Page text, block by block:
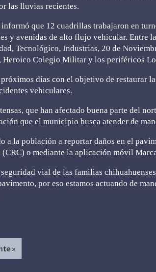
las lluvias recientes.
que 12 cuadrillas trabajaron en
y avenidas de alto flujo vehicular. Entre
Tecnológico, Industrias, 20 de
Colegio Militar y los periféricos
días con el objetivo de restaurar
vehiculares.
que han afectado buena parte del
que el municipio busca atender de
a la población a reportar daños en el
(CRC) o mediante la aplicación móvil
vial de las familias
por eso estamos actuando de
»